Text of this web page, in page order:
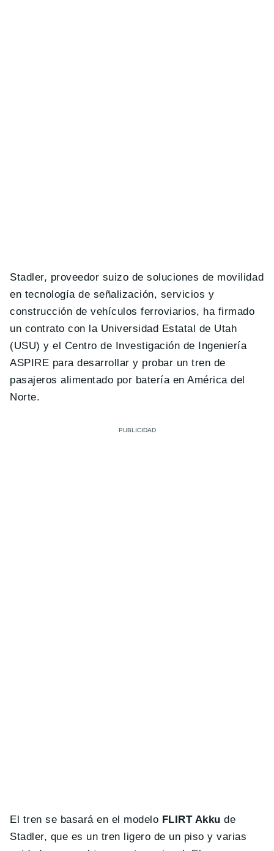
Stadler, proveedor suizo de soluciones de movilidad
en tecnología de señalización, servicios y
construcción de vehículos ferroviarios, ha firmado
un contrato con la Universidad Estatal de Utah
(USU) y el Centro de Investigación de Ingeniería
ASPIRE para desarrollar y probar un tren de
pasajeros alimentado por batería en América del
Norte.
El tren se basará en el modelo FLIRT Akku de
Stadler, que es un tren ligero de un piso y varias